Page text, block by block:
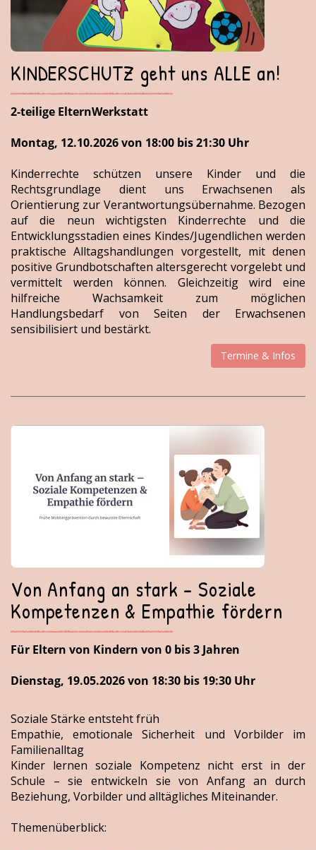
KINDERSCHUTZ geht uns ALLE an!
2-teilige ElternWerkstatt
Montag, 12.10.2026 von 18:00 bis 21:30 Uhr
Kinderrechte schützen unsere Kinder und die
Rechtsgrundlage dient uns Erwachsenen als
Orientierung zur Verantwortungsübernahme. Bezogen
auf die neun wichtigsten Kinderrechte und die
Entwicklungsstadien eines Kindes/Jugendlichen werden
praktische Alltagshandlungen vorgestellt, mit denen
positive Grundbotschaften altersgerecht vorgelebt und
vermittelt werden können. Gleichzeitig wird eine
hilfreiche Wachsamkeit zum möglichen
Handlungsbedarf von Seiten der Erwachsenen
sensibilisiert und bestärkt.
Termine & Infos
Von Anfang an stark - Soziale
Kompetenzen & Empathie fördern
Für Eltern von Kindern von 0 bis 3 Jahren
Dienstag, 19.05.2026 von 18:30 bis 19:30 Uhr
Soziale Stärke entsteht früh
Empathie, emotionale Sicherheit und Vorbilder im
Familienalltag
Kinder lernen soziale Kompetenz nicht erst in der
Schule – sie entwickeln sie von Anfang an durch
Beziehung, Vorbilder und alltägliches Miteinander.
Themenüberblick: